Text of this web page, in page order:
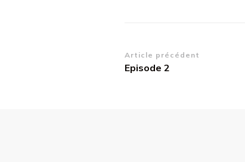
Navigation
d’article
Article précédent
Episode 2